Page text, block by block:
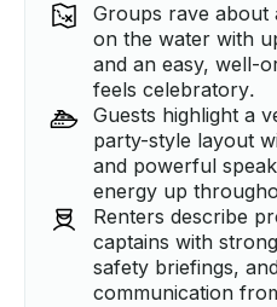
Groups rave about
on the water with
and an easy, well-
feels celebratory.
Guests highlight a
party-style layout
and powerful
energy up
Renters describe
captains with
safety briefings,
communication